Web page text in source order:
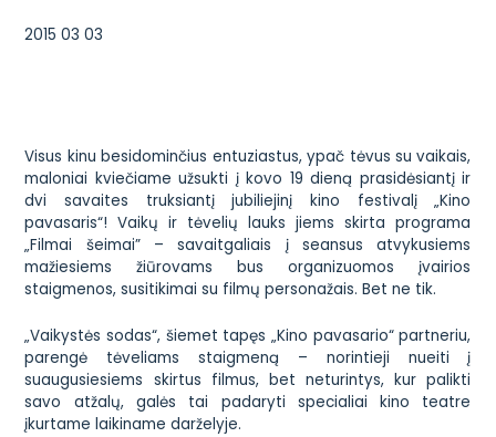
2015 03 03
Visus kinu besidominčius entuziastus, ypač tėvus su vaikais,
maloniai kviečiame užsukti į kovo 19 dieną prasidėsiantį ir
dvi savaites truksiantį jubiliejinį kino festivalį „Kino
pavasaris“! Vaikų ir tėvelių lauks jiems skirta programa
„Filmai šeimai” – savaitgaliais į seansus atvykusiems
mažiesiems žiūrovams bus organizuomos įvairios
staigmenos, susitikimai su filmų personažais. Bet ne tik.
„Vaikystės sodas“, šiemet tapęs „Kino pavasario“ partneriu,
parengė tėveliams staigmeną – norintieji nueiti į
suaugusiesiems skirtus filmus, bet neturintys, kur palikti
savo atžalų, galės tai padaryti specialiai kino teatre
įkurtame laikiname darželyje.